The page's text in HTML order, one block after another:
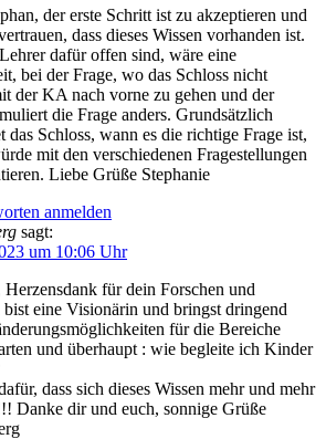
der erste Schritt ist zu akzeptieren und
dass dieses Wissen vorhanden ist.
dafür offen sind, wäre eine
bei der Frage, wo das Schloss nicht
der KA nach vorne zu gehen und der
die Frage anders. Grundsätzlich
das Schloss, wann es die richtige Frage ist,
mit den verschiedenen Fragestellungen
Liebe Grüße Stephanie
anmelden
sagt:
um 10:06 Uhr
für dein Forschen und
eine Visionärin und bringst dringend
für die Bereiche
und überhaupt : wie begleite ich Kinder
dass sich dieses Wissen mehr und mehr
Danke dir und euch, sonnige Grüße